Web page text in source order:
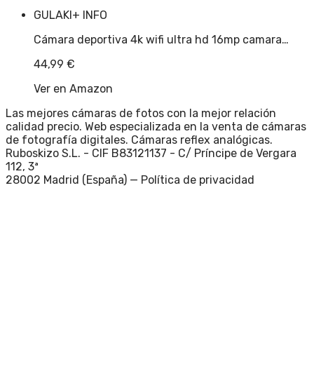
GULAKI+ INFO
Cámara deportiva 4k wifi ultra hd 16mp camara…
44,99 €
Ver en Amazon
Las mejores cámaras de fotos con la mejor relación
calidad precio. Web especializada en la venta de cámaras
de fotografía digitales. Cámaras reflex analógicas.
Ruboskizo S.L. - CIF B83121137 - C/ Príncipe de Vergara
112, 3ª
28002 Madrid (España) — Política de privacidad